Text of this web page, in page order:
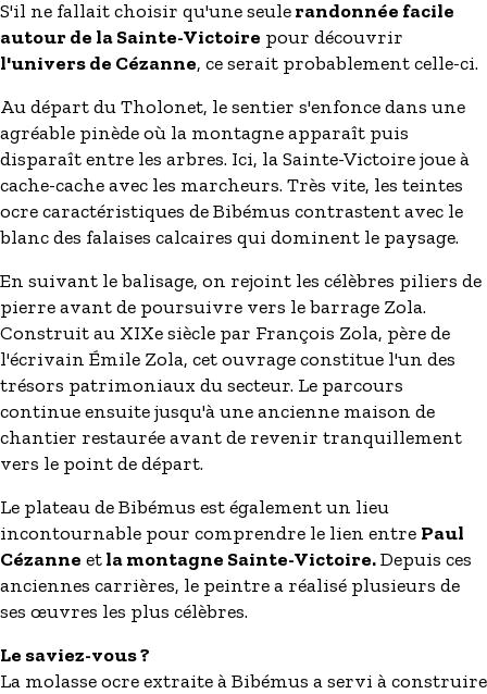
S'il ne fallait choisir qu'une seulerandonnée facile
autour de la Sainte-Victoire pour découvrir
l'univers de Cézanne, ce serait probablement celle-ci.
Au départ du Tholonet, le sentier s'enfonce dans une
agréable pinède où la montagne apparaît puis
disparaît entre les arbres. Ici, la Sainte-Victoire joue à
cache-cache avec les marcheurs. Très vite, les teintes
ocre caractéristiques de Bibémus contrastent avec le
blanc des falaises calcaires qui dominent le paysage.
En suivant le balisage, on rejoint les célèbres piliers de
pierre avant de poursuivre vers le barrage Zola.
Construit au XIXe siècle par François Zola, père de
l'écrivain Émile Zola, cet ouvrage constitue l'un des
trésors patrimoniaux du secteur. Le parcours
continue ensuite jusqu'à une ancienne maison de
chantier restaurée avant de revenir tranquillement
vers le point de départ.
Le plateau de Bibémus est également un lieu
incontournable pour comprendre le lien entre Paul
Cézanne etla montagne Sainte-Victoire.Depuis ces
anciennes carrières, le peintre a réalisé plusieurs de
ses œuvres les plus célèbres.
Le saviez-vous ?
La molasse ocre extraite à Bibémus a servi à construire